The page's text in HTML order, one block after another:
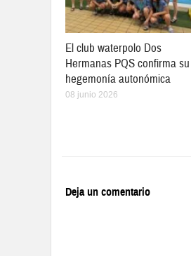
El club waterpolo Dos
Hermanas PQS confirma su
hegemonía autonómica
08 junio 2026
Deja un comentario